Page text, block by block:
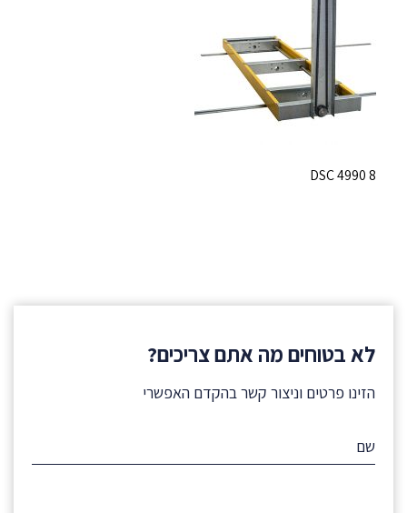
DSC 4990 8
לא בטוחים מה אתם צריכים?
הזינו פרטים וניצור קשר בהקדם האפשרי